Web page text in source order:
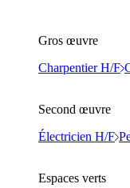
Gros œuvre
Charpentier H/F
Second œuvre
Électricien H/F
Espaces verts